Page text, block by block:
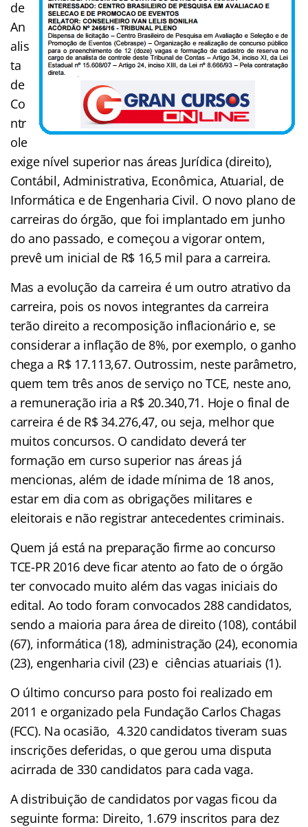
de
An
alis
ta
de
Co
ntr
ole
exige nível superior nas áreas Jurídica (direito),
Contábil, Administrativa, Econômica, Atuarial, de
Informática e de Engenharia Civil. O novo plano de
carreiras do órgão, que foi implantado em junho
do ano passado, e começou a vigorar ontem,
prevê um inicial de R$ 16,5 mil para a carreira.
Mas a evolução da carreira é um outro atrativo da
carreira, pois os novos integrantes da carreira
terão direito a recomposição inflacionário e, se
considerar a inflação de 8%, por exemplo, o ganho
chega a R$ 17.113,67. Outrossim, neste parâmetro,
quem tem três anos de serviço no TCE, neste ano,
a remuneração iria a R$ 20.340,71. Hoje o final de
carreira é de R$ 34.276,47, ou seja, melhor que
muitos concursos. O candidato deverá ter
formação em curso superior nas áreas já
mencionas, além de idade mínima de 18 anos,
estar em dia com as obrigações militares e
eleitorais e não registrar antecedentes criminais.
Quem já está na preparação firme ao concurso
TCE-PR 2016 deve ficar atento ao fato de o órgão
ter convocado muito além das vagas iniciais do
edital. Ao todo foram convocados 288 candidatos,
sendo a maioria para área de direito (108), contábil
(67), informática (18), administração (24), economia
(23), engenharia civil (23) e ciências atuariais (1).
O último concurso para posto foi realizado em
2011 e organizado pela Fundação Carlos Chagas
(FCC). Na ocasião, 4.320 candidatos tiveram suas
inscrições deferidas, o que gerou uma disputa
acirrada de 330 candidatos para cada vaga.
A distribuição de candidatos por vagas ficou da
seguinte forma: Direito, 1.679 inscritos para dez